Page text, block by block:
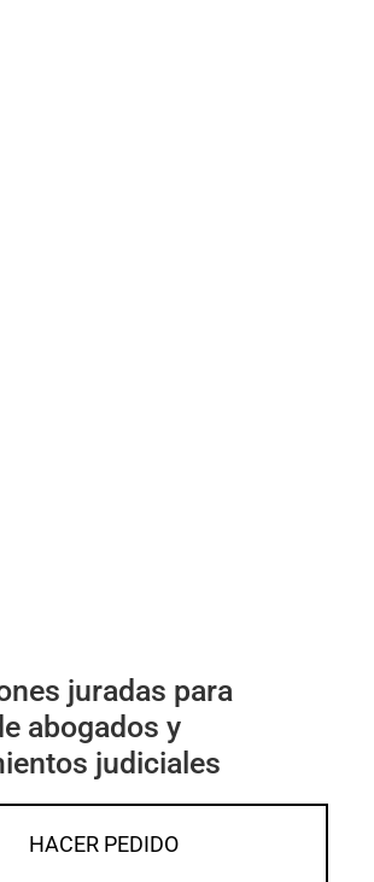
juradas para
abogados y
judiciales
HACER PEDIDO